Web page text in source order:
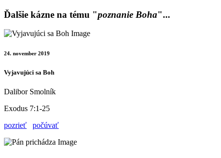
Ďalšie kázne na tému "poznanie Boha"...
24. november 2019
Vyjavujúci sa Boh
Dalibor Smolník
Exodus 7:1-25
pozrieť
počúvať